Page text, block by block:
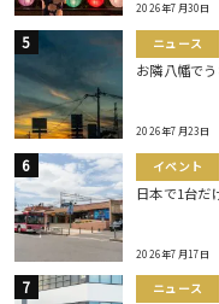
2026年7月30日
ニュース
お隣八幡で
2026年7月23日
イベント
日本で1台だ
2026年7月17日
ニュース